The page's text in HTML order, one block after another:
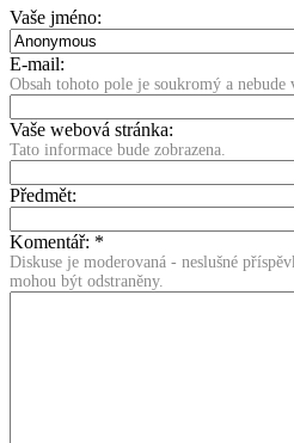
Vaše jméno:
E-mail:
Obsah tohoto pole je soukromý a nebude
Vaše webová stránka:
Tato informace bude zobrazena.
Předmět:
Komentář: *
Diskuse je moderovaná - neslušné
mohou být odstraněny.